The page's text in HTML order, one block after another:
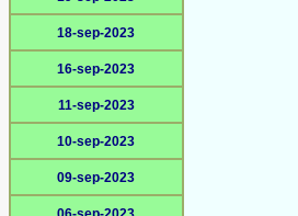
18-sep-2023
16-sep-2023
11-sep-2023
10-sep-2023
09-sep-2023